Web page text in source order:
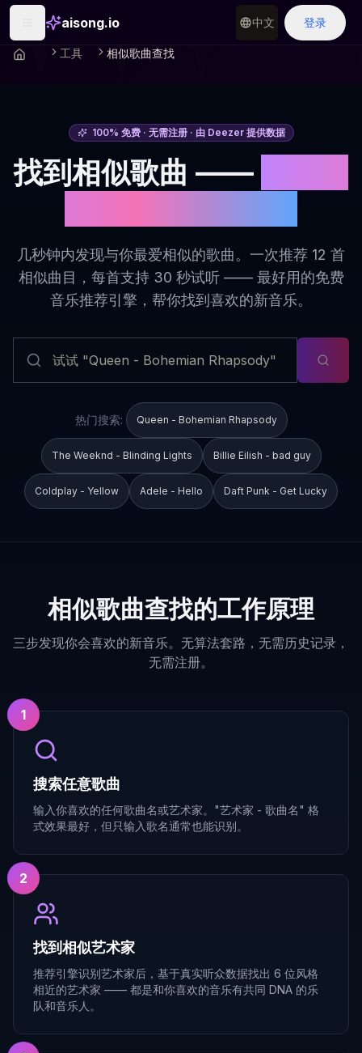
aisong.io 中文 登录
工具 相似歌曲查找
100% 免费 · 无需注册 · 由 Deezer 提供数据
找到相似歌曲 ——
几秒钟内发现与你最爱相似的歌曲。一次推荐 12 首
相似曲目，每首支持 30 秒试听 —— 最好用的免费
音乐推荐引擎，帮你找到喜欢的新音乐。
热门搜索: Queen - Bohemian Rhapsody
The Weeknd - Blinding Lights Billie Eilish - bad guy
Coldplay - Yellow Adele - Hello Daft Punk - Get Lucky
相似歌曲查找的工作原理
三步发现你会喜欢的新音乐。无算法套路，无需历史记录，
无需注册。
1
搜索任意歌曲
输入你喜欢的任何歌曲名或艺术家。"艺术家 - 歌曲名" 格
式效果最好，但只输入歌名通常也能识别。
2
找到相似艺术家
推荐引擎识别艺术家后，基于真实听众数据找出 6 位风格
相近的艺术家 —— 都是和你喜欢的音乐有共同 DNA 的乐
队和音乐人。